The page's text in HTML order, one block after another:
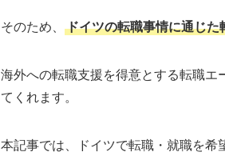
そのため、ドイツの転職事情に通じ
海外への転職支援を得意とする転職エ
てくれます。
本記事では、ドイツで転職・就職を希